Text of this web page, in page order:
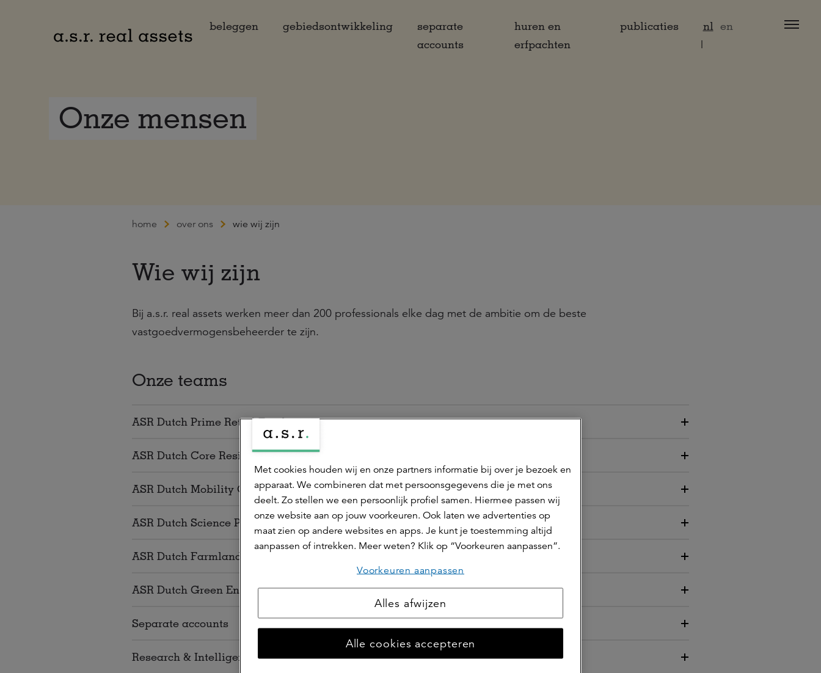
beleggen
gebiedsontwikkeling
separate
accounts
huren en
erfpachten
publicaties nl en
Onze mensen
home over ons wie wij zijn
Wie wij zijn
Bij a.s.r. real assets werken meer dan 200 professionals elke dag met de ambitie om de beste
vastgoedvermogensbeheerder te zijn.
Onze teams
ASR Dutch Prime Retail Fund
ASR Dutch Core Residential Fund
ASR Dutch Mobility Office Fund
ASR Dutch Science Park Fund
ASR Dutch Farmland Fund
ASR Dutch Green Energy Fund I
Separate accounts
Research & Intelligence
Met cookies houden wij en onze partners informatie bij over je bezoek en
apparaat. We combineren dat met persoonsgegevens die je met ons
deelt. Zo stellen we een persoonlijk profiel samen. Hiermee passen wij
onze website aan op jouw voorkeuren. Ook laten we advertenties op
maat zien op andere websites en apps. Je kunt je toestemming altijd
aanpassen of intrekken. Meer weten? Klik op “Voorkeuren aanpassen”.
Voorkeuren aanpassen
Alles afwijzen
Alle cookies accepteren